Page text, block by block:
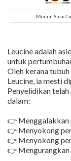
Minum Susu
Leucine adalah
untuk
Oleh kerana
Leucine, ia mesti
Penyelidikan
dalam:
👉 Menggalakkan
👉 Menyokong
👉 Menyokong
👉 Mengurangkan